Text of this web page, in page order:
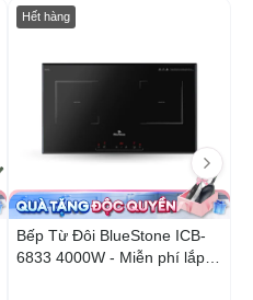
-52%
Hết hàng
Bếp Từ Đôi BlueStone ICB-
6833 4000W - Miễn phí lắp